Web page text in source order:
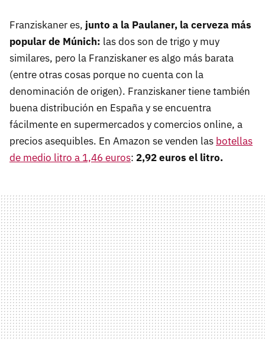
Franziskaner es, junto a la Paulaner, la cerveza más
popular de Múnich: las dos son de trigo y muy
similares, pero la Franziskaner es algo más barata
(entre otras cosas porque no cuenta con la
denominación de origen). Franziskaner tiene también
buena distribución en España y se encuentra
fácilmente en supermercados y comercios online, a
precios asequibles. En Amazon se venden las botellas
de medio litro a 1,46 euros: 2,92 euros el litro.